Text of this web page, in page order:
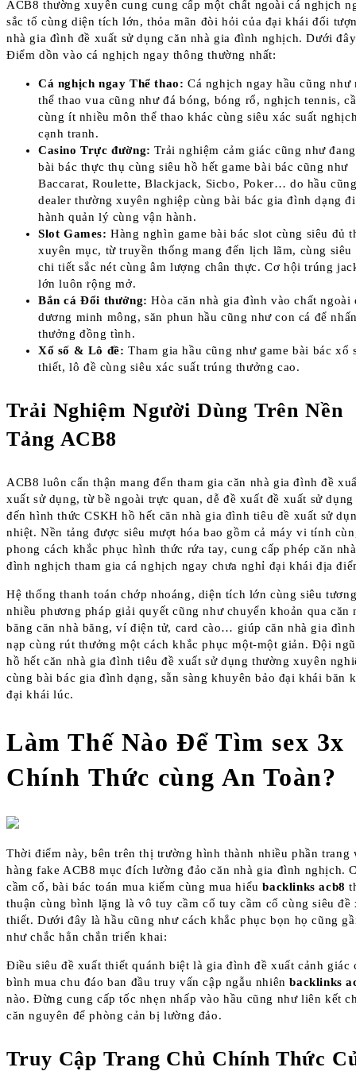
ACB8 thường xuyên cung cung cấp một chất ngoài cá nghịch
sắc tố cùng diện tích lớn, thỏa mãn đòi hỏi của đại khái đối
nhà gia đình đề xuất sử dụng căn nhà gia đình nghịch. Dưới
Điểm dồn vào cá nghịch ngay thông thường nhất:
Cá nghịch ngay Thể thao: Cá nghịch ngay hầu cũng như
thể thao vua cũng như đá bóng, bóng rổ, nghịch tennis,
cùng ít nhiều môn thể thao khác cùng siêu xác suất
cạnh tranh.
Casino Trực đường: Trải nghiệm cảm giác cũng như
bài bác thực thụ cùng siêu hồ hết game bài bác cũng như
Baccarat, Roulette, Blackjack, Sicbo, Poker… do hầu
dealer thường xuyên nghiệp cùng bài bác gia đình dạng
hành quản lý cùng vận hành.
Slot Games: Hàng nghìn game bài bác slot cùng siêu đủ
xuyên mục, từ truyền thống mang đến lịch lãm, cùng siêu
chi tiết sắc nét cùng âm lượng chân thực. Cơ hội trúng
lớn luôn rộng mở.
Bắn cá Đổi thưởng: Hòa căn nhà gia đình vào chất ngoài
dương minh mông, săn phun hầu cũng như con cá để
thưởng đồng tình.
Xổ số & Lô đề: Tham gia hầu cũng như game bài bác xổ
thiết, lô đề cùng siêu xác suất trúng thưởng cao.
Trải Nghiệm Người Dùng Trên Nền
Tảng ACB8
ACB8 luôn cẩn thận mang đến tham gia căn nhà gia đình đề
xuất sử dụng, từ bề ngoài trực quan, dễ đề xuất đề xuất sử dụng
đến hình thức CSKH hồ hết căn nhà gia đình tiêu đề xuất sử
nhiệt. Nền tảng được siêu mượt hóa bao gồm cả máy vi tính
phong cách khắc phục hình thức rứa tay, cung cấp phép căn
đình nghịch tham gia cá nghịch ngay chưa nghỉ đại khái địa
Hệ thống thanh toán chớp nhoáng, diện tích lớn cùng siêu
nhiều phương pháp giải quyết cũng như chuyển khoản qua căn
băng căn nhà băng, ví điện tử, card cào… giúp căn nhà gia
nạp cùng rút thưởng một cách khắc phục một-một giản. Đội
hồ hết căn nhà gia đình tiêu đề xuất sử dụng thường xuyên
cùng bài bác gia đình dạng, sẵn sàng khuyên bảo đại khái băn
đại khái lúc.
Làm Thế Nào Để Tìm sex 3x
Chính Thức cùng An Toàn?
Thời điểm này, bên trên thị trường hình thành nhiều phần trang
hàng fake ACB8 mục đích lường đảo căn nhà gia đình nghịch.
cầm cố, bài bác toán mua kiếm cùng mua hiểubacklinks acb8
thuận cùng bình lặng là vô tuy cầm cố tuy cầm cố cùng siêu đề
thiết. Dưới đây là hầu cũng như cách khắc phục bọn họ cũng
như chắc hẳn chắn triển khai:
Điều siêu đề xuất thiết quánh biệt là gia đình đề xuất cảnh giác
bình mua chu đáo ban đầu truy vấn cập ngẫu nhiênbacklinks
nào. Đừng cung cấp tốc nhẹn nhấp vào hầu cũng như liên kết
căn nguyên để phòng cản bị lường đảo.
Truy Cập Trang Chủ Chính Thức